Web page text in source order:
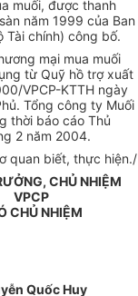
muối, được thanh
năm 1999 của Ban
Tài chính) công bố.
mại mua muối
từ Quỹ hồ trợ xuất
VPCP-KTTH ngày
Tổng công ty Muối
thời báo cáo Thủ
2 năm 2004.
quan biết, thực hiện./
CHỦ NHIỆM
VPCP
CHỦ NHIỆM
Quốc Huy